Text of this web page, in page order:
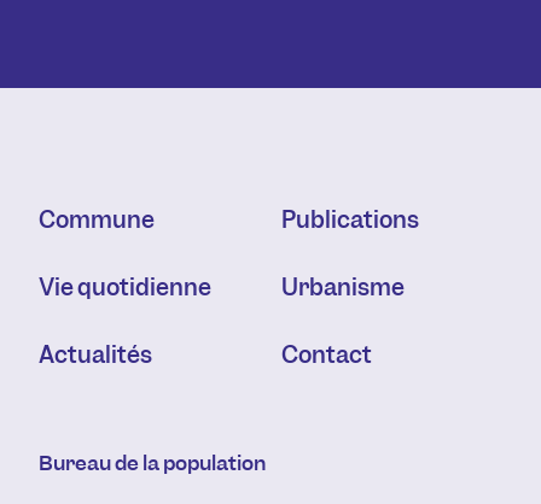
Commune
Vie quotidienne
Actualités
Publications
Urbanisme
Contact
Bureau de la population